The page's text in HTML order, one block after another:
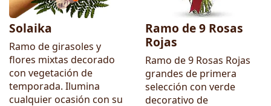
Solaika
Ramo de girasoles y
flores mixtas decorado
con vegetación de
temporada. Ilumina
cualquier ocasión con su
Ramo de 9 Rosas
Rojas
Ramo de 9 Rosas Rojas
grandes de primera
selección con verde
decorativo de